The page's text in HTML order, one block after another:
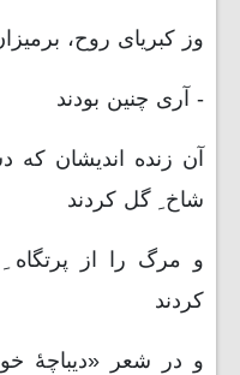
وز کبریای روح،
- آری چنین بودند
آن زنده اندیشان
شاخ ِ گل کردند
و مرگ را از
کردند
و در شعر «دیباچۀ